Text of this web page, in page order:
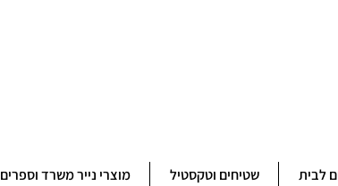
לבית שטיחים וטקסטיל מוצרי נייר משרד וספרים